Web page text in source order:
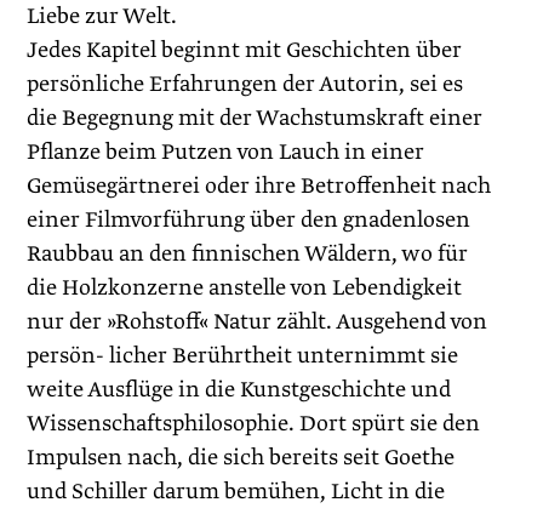
Liebe zur Welt.
Jedes Kapitel beginnt mit Geschichten über
persönliche Erfahrungen der Autorin, sei es
die Begegnung mit der Wachstumskraft einer
Pflanze beim Putzen von Lauch in einer
Gemüsegärtnerei oder ihre Betroffenheit nach
einer Filmvorführung über den gnadenlosen
Raubbau an den finnischen Wäldern, wo für
die Holzkonzerne anstelle von Lebendigkeit
nur der »Rohstoff« Natur zählt. Ausgehend von
persön- licher Berührtheit unternimmt sie
weite Ausflüge in die Kunstgeschichte und
Wissenschaftsphilosophie. Dort spürt sie den
Impulsen nach, die sich bereits seit Goethe
und Schiller darum bemühen, Licht in die